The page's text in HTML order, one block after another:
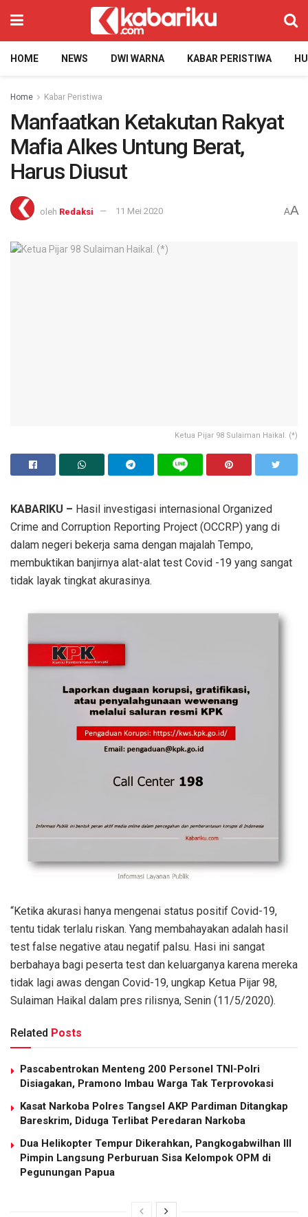
HOME NEWS DWI WARNA KABAR PERISTIWA
Home Kabar Peristiwa
Manfaatkan Ketakutan Rakyat
Mafia Alkes Untung Berat,
Harus Diusut
oleh Redaksi 11 Mei 2020 AA
Ketua Pijar 98 Sulaiman Haikal. (*)
KABARIKU – Hasil investigasi internasional Organized
Crime and Corruption Reporting Project (OCCRP) yang di
dalam negeri bekerja sama dengan majalah Tempo,
membuktikan banjirnya alat-alat test Covid -19 yang sangat
tidak layak tingkat akurasinya.
“Ketika akurasi hanya mengenai status positif Covid-19,
tentu tidak terlalu riskan. Yang membahayakan adalah hasil
test false negative atau negatif palsu. Hasi ini sangat
berbahaya bagi peserta test dan keluarganya karena mereka
tidak lagi awas dengan Covid-19, ungkap Ketua Pijar 98,
Sulaiman Haikal dalam pres rilisnya, Senin (11/5/2020).
Related Posts
Pascabentrokan Menteng 200 Personel TNI-Polri
Disiagakan, Pramono Imbau Warga Tak Terprovokasi
Kasat Narkoba Polres Tangsel AKP Pardiman Ditangkap
Bareskrim, Diduga Terlibat Peredaran Narkoba
Dua Helikopter Tempur Dikerahkan, Pangkogabwilhan III
Pimpin Langsung Perburuan Sisa Kelompok OPM di
Pegunungan Papua